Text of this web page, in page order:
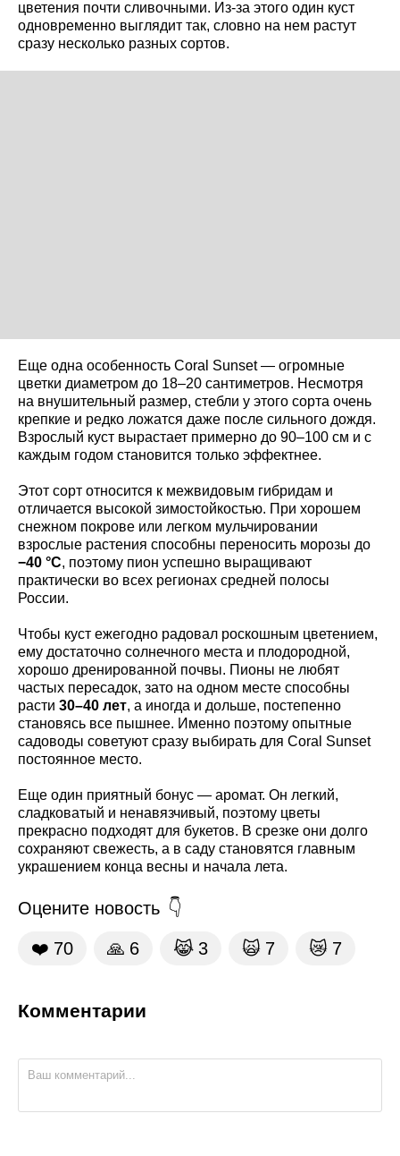
цветения почти сливочными. Из-за этого один куст
одновременно выглядит так, словно на нем растут
сразу несколько разных сортов.
Еще одна особенность Coral Sunset — огромные
цветки диаметром до 18–20 сантиметров. Несмотря
на внушительный размер, стебли у этого сорта очень
крепкие и редко ложатся даже после сильного дождя.
Взрослый куст вырастает примерно до 90–100 см и с
каждым годом становится только эффектнее.
Этот сорт относится к межвидовым гибридам и
отличается высокой зимостойкостью. При хорошем
снежном покрове или легком мульчировании
взрослые растения способны переносить морозы до
−40 °C, поэтому пион успешно выращивают
практически во всех регионах средней полосы
России.
Чтобы куст ежегодно радовал роскошным цветением,
ему достаточно солнечного места и плодородной,
хорошо дренированной почвы. Пионы не любят
частых пересадок, зато на одном месте способны
расти 30–40 лет, а иногда и дольше, постепенно
становясь все пышнее. Именно поэтому опытные
садоводы советуют сразу выбирать для Coral Sunset
постоянное место.
Еще один приятный бонус — аромат. Он легкий,
сладковатый и ненавязчивый, поэтому цветы
прекрасно подходят для букетов. В срезке они долго
сохраняют свежесть, а в саду становятся главным
украшением конца весны и начала лета.
Оцените новость
❤️ 70 🙏 6 😹 3 🙀 7 😿 7
Комментарии